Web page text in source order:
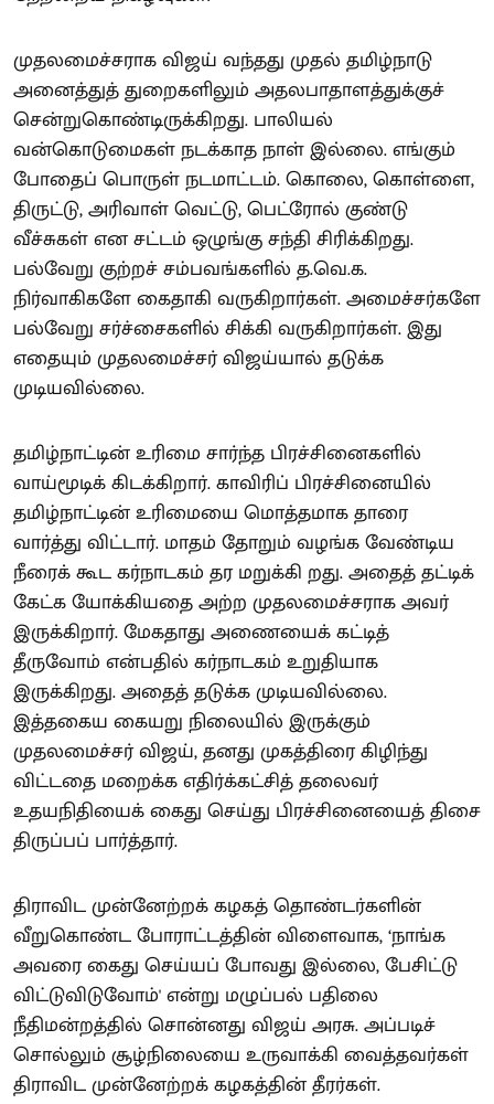
முதலமைச்சராக விஜய் வந்தது முதல் தமிழ்நாடு
அனைத்துத் துறைகளிலும் அதலபாதாளத்துக்குச்
சென்றுகொண்டிருக்கிறது. பாலியல்
வன்கொடுமைகள் நடக்காத நாள் இல்லை. எங்கும்
போதைப் பொருள் நடமாட்டம். கொலை, கொள்ளை,
திருட்டு, அரிவாள் வெட்டு, பெட்ரோல் குண்டு
வீச்சுகள் என சட்டம் ஒழுங்கு சந்தி சிரிக்கிறது.
பல்வேறு குற்றச் சம்பவங்களில் த.வெ.க.
நிர்வாகிகளே கைதாகி வருகிறார்கள். அமைச்சர்களே
பல்வேறு சர்ச்சைகளில் சிக்கி வருகிறார்கள். இது
எதையும் முதலமைச்சர் விஜய்யால் தடுக்க
முடியவில்லை.
தமிழ்நாட்டின் உரிமை சார்ந்த பிரச்சினைகளில்
வாய்மூடிக் கிடக்கிறார். காவிரிப் பிரச்சினையில்
தமிழ்நாட்டின் உரிமையை மொத்தமாக தாரை
வார்த்து விட்டார். மாதம் தோறும் வழங்க வேண்டிய
நீரைக் கூட கர்நாடகம் தர மறுக்கி றது. அதைத் தட்டிக்
கேட்க யோக்கியதை அற்ற முதலமைச்சராக அவர்
இருக்கிறார். மேகதாது அணையைக் கட்டித்
தீருவோம் என்பதில் கர்நாடகம் உறுதியாக
இருக்கிறது. அதைத் தடுக்க முடியவில்லை.
இத்தகைய கையறு நிலையில் இருக்கும்
முதலமைச்சர் விஜய், தனது முகத்திரை கிழிந்து
விட்டதை மறைக்க எதிர்க்கட்சித் தலைவர்
உதயநிதியைக் கைது செய்து பிரச்சினையைத் திசை
திருப்பப் பார்த்தார்.
திராவிட முன்னேற்றக் கழகத் தொண்டர்களின்
வீறுகொண்ட போராட்டத்தின் விளைவாக, ‘நாங்க
அவரை கைது செய்யப் போவது இல்லை, பேசிட்டு
விட்டுவிடுவோம்' என்று மழுப்பல் பதிலை
நீதிமன்றத்தில் சொன்னது விஜய் அரசு. அப்படிச்
சொல்லும் சூழ்நிலையை உருவாக்கி வைத்தவர்கள்
திராவிட முன்னேற்றக் கழகத்தின் தீரர்கள்.